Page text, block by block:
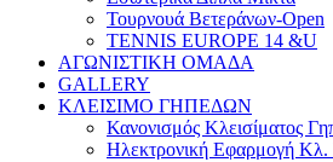
Τουρνουά Βετεράνων-Open
TENNIS EUROPE 14 &U
ΑΓΩΝΙΣΤΙΚΗ ΟΜΑΔΑ
GALLERY
ΚΛΕΙΣΙΜΟ ΓΗΠΕΔΩΝ
Κανονισμός Κλεισίματος
Ηλεκτρονική Εφαρμογή